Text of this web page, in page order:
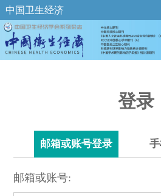
中国卫生经济
登录
邮箱或账号登录
邮箱或账号: